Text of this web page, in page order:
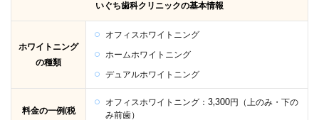
いぐち歯科クリニックの基本情報
ホワイトニング
の種類
オフィスホワイトニング
ホームホワイトニング
デュアルホワイトニング
料金の一例(税
オフィスホワイトニング：3,300円（上のみ・下の
み前歯）